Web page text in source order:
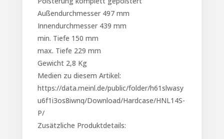
Außendurchmesser 497 mm
Innendurchmesser 439 mm
min. Tiefe 150 mm
max. Tiefe 229 mm
Gewicht 2,8 Kg
Medien zu diesem Artikel:
https://data.meinl.de/public/folder/h61slwasy
u6f1i3os8iwnq/Download/Hardcase/HNL14S-
P/
Zusätzliche Produktdetails: